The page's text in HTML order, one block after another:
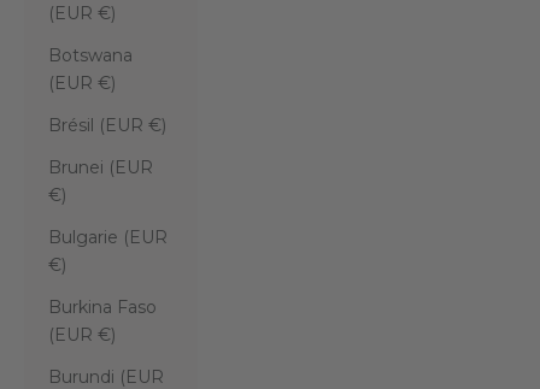
(EUR €)
Botswana
(EUR €)
Brésil (EUR €)
Brunei (EUR
€)
Bulgarie (EUR
€)
Burkina Faso
(EUR €)
Burundi (EUR